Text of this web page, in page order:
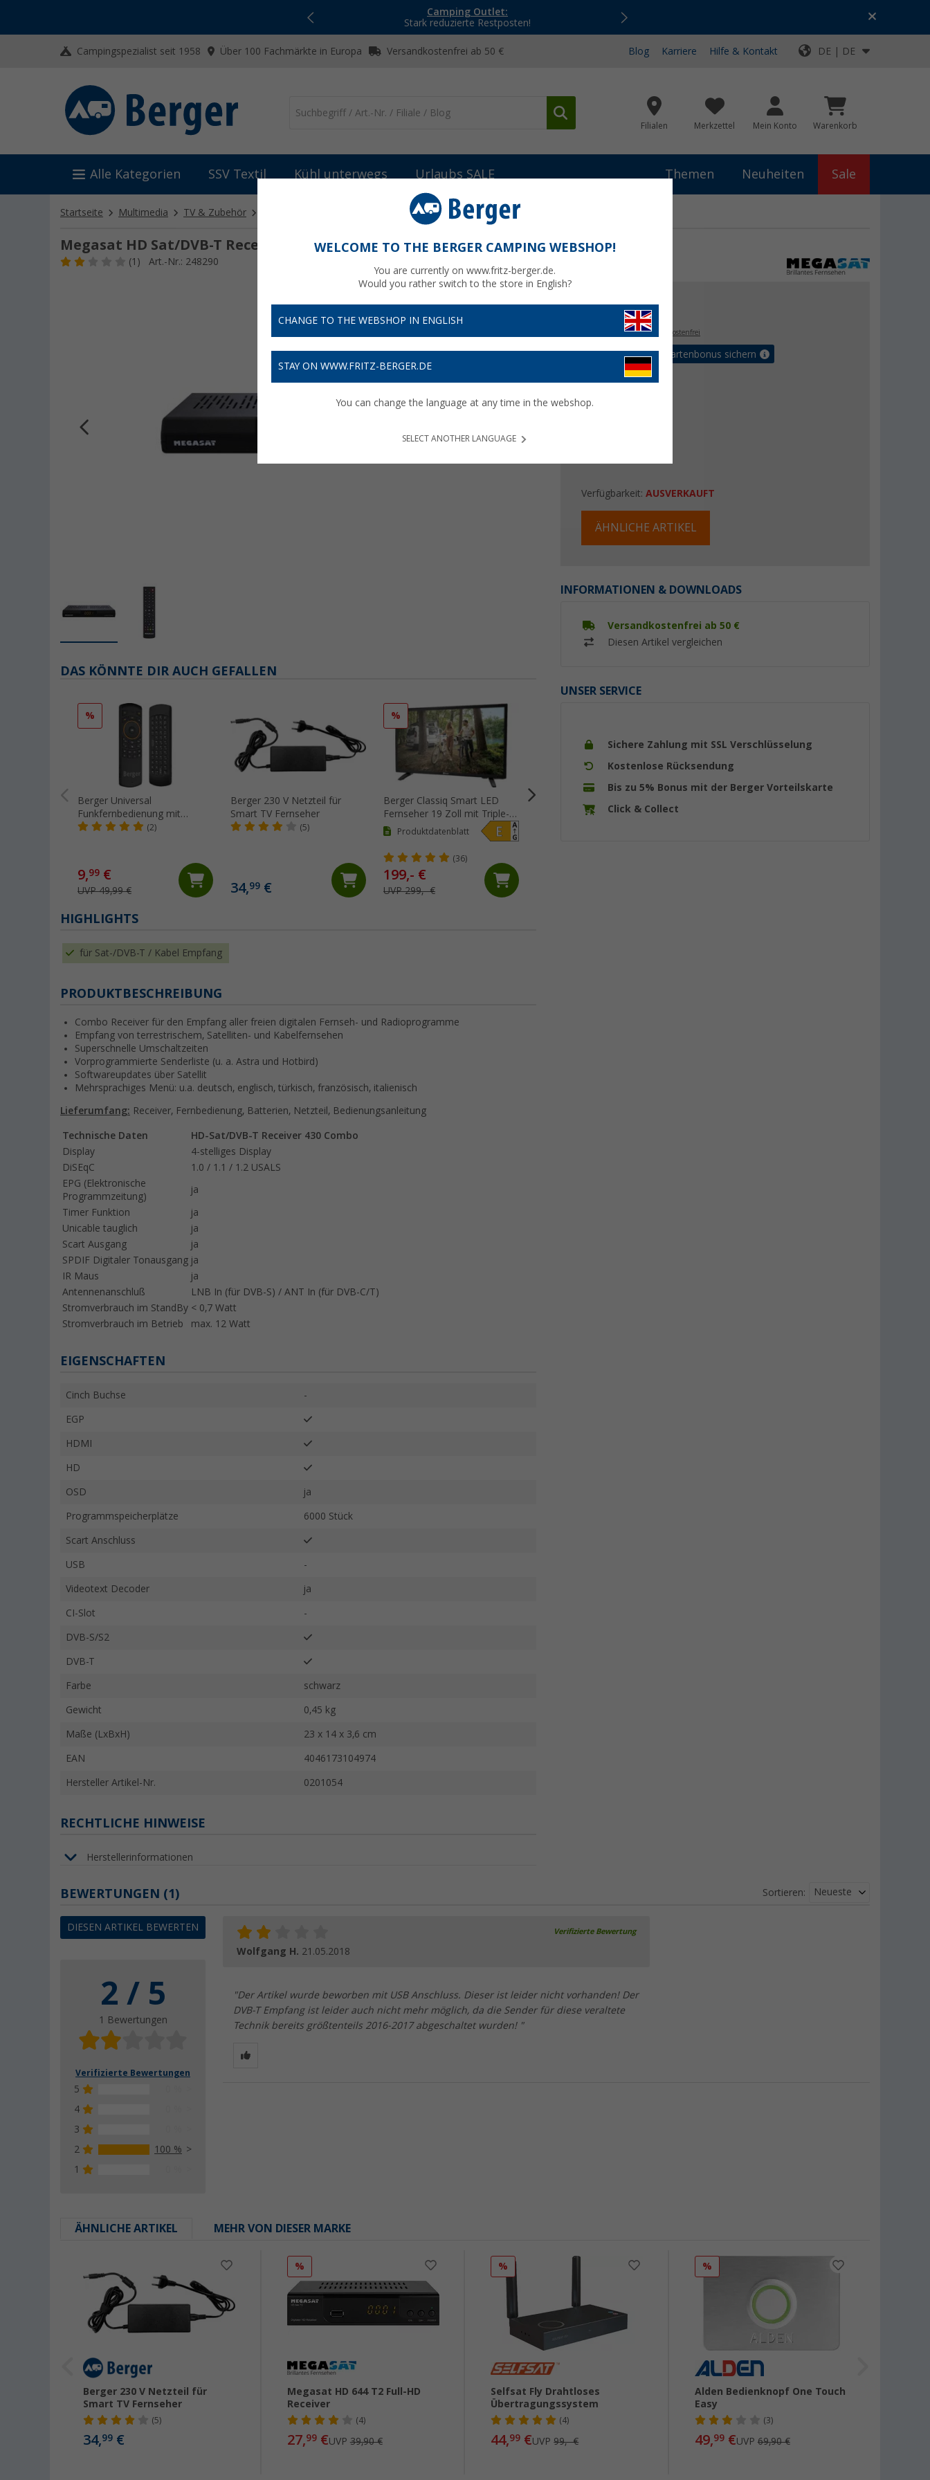
Camping Outlet:
Stark reduzierte Restposten!
Top-Deals für dein Abenteuer!
Campingspezialist seit 1958 Über 100 Fachmärkte in Europa Versandkostenfrei ab 50 € Blog Karriere Hilfe & Kontakt DE | DE
Filialen Merkzettel Mein Konto Warenkorb
Alle Kategorien SSV Textil Kühl unterwegs Urlaubs SALE Themen Neuheiten Sale
Startseite Multimedia TV & Zubehör Megasat HD Sat/DVB-T Receiver 430 Combo
Megasat HD Sat/DVB-T Receiver 430 Combo
(1) Art.-Nr.: 248290
79,99€
Preise inkl. MwSt.,versandkostenfrei
Bis zu 5% Vorteilskartenbonus sichern
Verfügbarkeit: AUSVERKAUFT
ÄHNLICHE ARTIKEL
INFORMATIONEN & DOWNLOADS
Versandkostenfrei ab 50 €
Diesen Artikel vergleichen
UNSER SERVICE
Sichere Zahlung mit SSL Verschlüsselung
Kostenlose Rücksendung
Bis zu 5% Bonus mit der Berger Vorteilskarte
Click & Collect
DAS KÖNNTE DIR AUCH GEFALLEN
%
Berger Universal
Funkfernbedienung mit
Tastatur und Air Mouse
(2)
9,99 €
UVP 49,99 €
Berger 230 V Netzteil für
Smart TV Fernseher
(5)
34,99 €
%
Berger Classiq Smart LED
Fernseher 19 Zoll mit Triple-
Tuner und 12 / 230 V
Produktdatenblatt
(36)
199,- €
UVP 299,- €
Fernseher 24 Zoll mit
HIGHLIGHTS
für Sat-/DVB-T / Kabel Empfang
PRODUKTBESCHREIBUNG
Combo Receiver für den Empfang aller freien digitalen Fernseh- und Radioprogramme
Empfang von terrestrischem, Satelliten- und Kabelfernsehen
Superschnelle Umschaltzeiten
Vorprogrammierte Senderliste (u. a. Astra und Hotbird)
Softwareupdates über Satellit
Mehrsprachiges Menü: u.a. deutsch, englisch, türkisch, französisch, italienisch
Lieferumfang: Receiver, Fernbedienung, Batterien, Netzteil, Bedienungsanleitung
Technische Daten
HD-Sat/DVB-T Receiver 430 Combo
Display
4-stelliges Display
DiSEqC
1.0 / 1.1 / 1.2 USALS
EPG (Elektronische
Programmzeitung)
ja
Timer Funktion
ja
Unicable tauglich
ja
Scart Ausgang
ja
SPDIF Digitaler Tonausgang ja
IR Maus
ja
Antennenanschluß
LNB In (für DVB-S) / ANT In (für DVB-C/T)
Stromverbrauch im StandBy < 0,7 Watt
Stromverbrauch im Betrieb
max. 12 Watt
EIGENSCHAFTEN
Cinch Buchse -
EGP
HDMI
HD
OSD ja
Programmspeicherplätze 6000 Stück
Scart Anschluss
USB -
Videotext Decoder ja
CI-Slot -
DVB-S/S2
DVB-T
Farbe schwarz
Gewicht 0,45 kg
Maße (LxBxH) 23 x 14 x 3,6 cm
EAN 4046173104974
Hersteller Artikel-Nr. 0201054
RECHTLICHE HINWEISE
Herstellerinformationen
BEWERTUNGEN (1)
DIESEN ARTIKEL BEWERTEN
2 / 5
1 Bewertungen
Verifizierte Bewertungen
5
4
3
2
100 %
1
Sortieren: Neueste
Verifizierte Bewertung
Wolfgang H. 21.05.2018
"Der Artikel wurde beworben mit USB Anschluss. Dieser ist leider nicht vorhanden! Der
DVB-T Empfang ist leider auch nicht mehr möglich, da die Sender für diese veraltete
Technik bereits größtenteils 2016-2017 abgeschaltet wurden! "
ÄHNLICHE ARTIKEL MEHR VON DIESER MARKE
Berger 230 V Netzteil für
Smart TV Fernseher
(5)
34,99 €
%
Megasat HD 644 T2 Full-HD
Receiver
(4)
27,99€UVP 39,90 €
%
Selfsat Fly Drahtloses
Übertragungssystem
(4)
44,99 €UVP99,- €
%
Alden Bedienknopf One Touch
Easy
(3)
49,99€UVP 69,90 €
WELCOME TO THE BERGER CAMPING WEBSHOP!
You are currently on www.fritz-berger.de.
Would you rather switch to the store in English?
CHANGE TO THE WEBSHOP IN ENGLISH
STAY ON WWW.FRITZ-BERGER.DE
You can change the language at any time in the webshop.
SELECT ANOTHER LANGUAGE